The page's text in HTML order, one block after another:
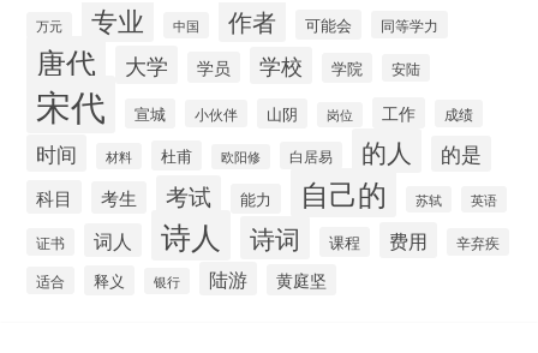
万元 专业 中国 作者 可能会 同等学力
唐代 大学 学员 学校 学院 安陆
宋代 宣城 小伙伴 山阴 岗位 工作 成绩
时间 材料 杜甫 欧阳修 白居易 的人 的是
科目 考生 考试 能力 自己的 苏轼 英语
证书 词人 诗人 诗词 课程 费用
辛弃疾
适合
释义 银行 陆游 黄庭坚